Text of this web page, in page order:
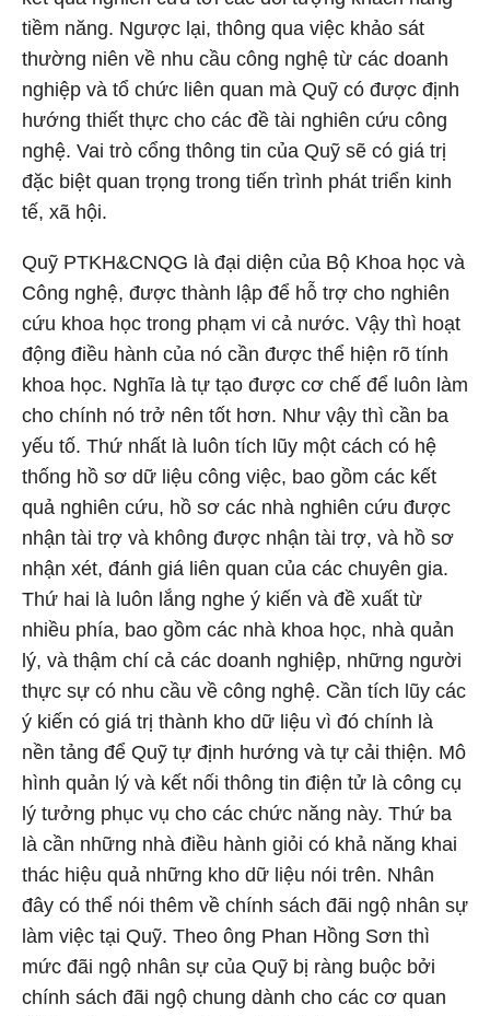
tiềm năng. Ngược lại, thông qua việc khảo sát
thường niên về nhu cầu công nghệ từ các doanh
nghiệp và tổ chức liên quan mà Quỹ có được định
hướng thiết thực cho các đề tài nghiên cứu công
nghệ. Vai trò cổng thông tin của Quỹ sẽ có giá trị
đặc biệt quan trọng trong tiến trình phát triển kinh
tế, xã hội.
Quỹ PTKH&CNQG là đại diện của Bộ Khoa học và
Công nghệ, được thành lập để hỗ trợ cho nghiên
cứu khoa học trong phạm vi cả nước. Vậy thì hoạt
động điều hành của nó cần được thể hiện rõ tính
khoa học. Nghĩa là tự tạo được cơ chế để luôn làm
cho chính nó trở nên tốt hơn. Như vậy thì cần ba
yếu tố. Thứ nhất là luôn tích lũy một cách có hệ
thống hồ sơ dữ liệu công việc, bao gồm các kết
quả nghiên cứu, hồ sơ các nhà nghiên cứu được
nhận tài trợ và không được nhận tài trợ, và hồ sơ
nhận xét, đánh giá liên quan của các chuyên gia.
Thứ hai là luôn lắng nghe ý kiến và đề xuất từ
nhiều phía, bao gồm các nhà khoa học, nhà quản
lý, và thậm chí cả các doanh nghiệp, những người
thực sự có nhu cầu về công nghệ. Cần tích lũy các
ý kiến có giá trị thành kho dữ liệu vì đó chính là
nền tảng để Quỹ tự định hướng và tự cải thiện. Mô
hình quản lý và kết nối thông tin điện tử là công cụ
lý tưởng phục vụ cho các chức năng này. Thứ ba
là cần những nhà điều hành giỏi có khả năng khai
thác hiệu quả những kho dữ liệu nói trên. Nhân
đây có thể nói thêm về chính sách đãi ngộ nhân sự
làm việc tại Quỹ. Theo ông Phan Hồng Sơn thì
mức đãi ngộ nhân sự của Quỹ bị ràng buộc bởi
chính sách đãi ngộ chung dành cho các cơ quan